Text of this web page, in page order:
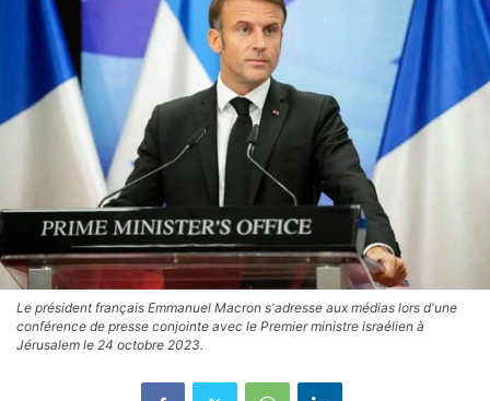
Le président français Emmanuel Macron s'adresse aux médias lors d'une
conférence de presse conjointe avec le Premier ministre israélien à
Jérusalem le 24 octobre 2023.